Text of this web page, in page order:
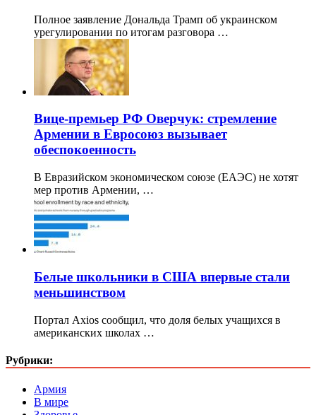
Полное заявление Дональда Трамп об украинском
урегулировании по итогам разговора …
Вице-премьер РФ Оверчук: стремление
Армении в Евросоюз вызывает
обеспокоенность
В Евразийском экономическом союзе (ЕАЭС) не хотят
мер против Армении, …
Белые школьники в США впервые стали
меньшинством
Портал Axios сообщил, что доля белых учащихся в
американских школах …
Рубрики:
Армия
В мире